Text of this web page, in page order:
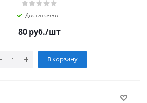
Достаточно
80 руб./шт
В корзину